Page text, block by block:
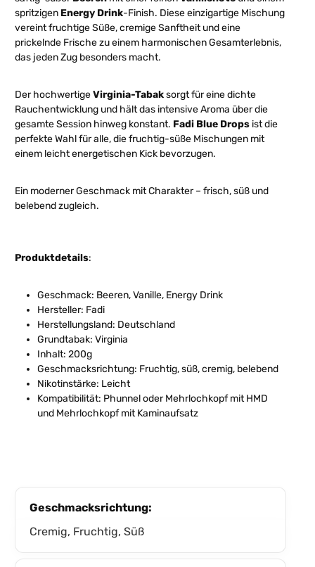
spritzigen Energy Drink-Finish. Diese einzigartige Mischung
vereint fruchtige Süße, cremige Sanftheit und eine
prickelnde Frische zu einem harmonischen Gesamterlebnis,
das jeden Zug besonders macht.
Der hochwertigeVirginia-Tabaksorgt für eine dichte
Rauchentwicklung und hält das intensive Aroma über die
gesamte Session hinweg konstant. Fadi Blue Drops ist die
perfekte Wahl für alle, die fruchtig-süße Mischungen mit
einem leicht energetischen Kick bevorzugen.
Ein moderner Geschmack mit Charakter – frisch, süß und
belebend zugleich.
Produktdetails:
Geschmack: Beeren, Vanille, Energy Drink
Hersteller: Fadi
Herstellungsland: Deutschland
Grundtabak: Virginia
Inhalt: 200g
Geschmacksrichtung: Fruchtig, süß, cremig, belebend
Nikotinstärke: Leicht
Kompatibilität: Phunnel oder Mehrlochkopf mit HMD
und Mehrlochkopf mit Kaminaufsatz
Geschmacksrichtung:
Cremig, Fruchtig, Süß